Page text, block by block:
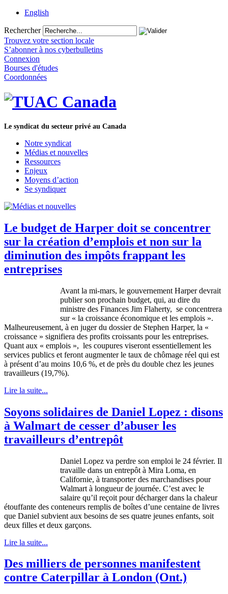
English
Rechercher
Trouvez votre section locale
S’abonner à nos cyberbulletins
Connexion
Bourses d'études
Coordonnées
Le syndicat du secteur privé au Canada
Notre syndicat
Médias et nouvelles
Ressources
Enjeux
Moyens d’action
Se syndiquer
Le budget de Harper doit se concentrer
sur la création d’emplois et non sur la
diminution des impôts frappant les
entreprises
Avant la mi-mars, le gouvernement Harperdevrait
publierson prochain budget, qui, au dire du
ministre des Finances Jim Flaherty, se concentrera
sur« la croissance économique et les emplois ».
Malheureusement, à en jugerdu dossier de Stephen Harper, la «
croissance » signifiera des profits croissants pour les entreprises.
Quant aux « emplois », les coupures viseront essentiellement les
services publics et feront augmenterle taux de chômage réel qui est
à présent d’au moins 10,6 %, et de près du double chez les jeunes
travailleurs (19,7%).
Lire la suite...
Soyons solidaires de Daniel Lopez : disons
à Walmart de cesser d’abuser les
travailleurs d’entrepôt
Daniel Lopez va perdre son emploi le 24 février. Il
travaille dans un entrepôt à Mira Loma, en
Californie, à transporter des marchandises pour
Walmart à longueur de journée. C’est avec le
salaire qu’il reçoit pourdécharger dans la chaleur
étouffante des conteneurs remplis de boîtes d’une centaine de livres
que Daniel subvient aux besoins de ses quatre jeunes enfants, soit
deux filles et deux garçons.
Lire la suite...
Des milliers de personnes manifestent
contre Caterpillar à London (Ont.)